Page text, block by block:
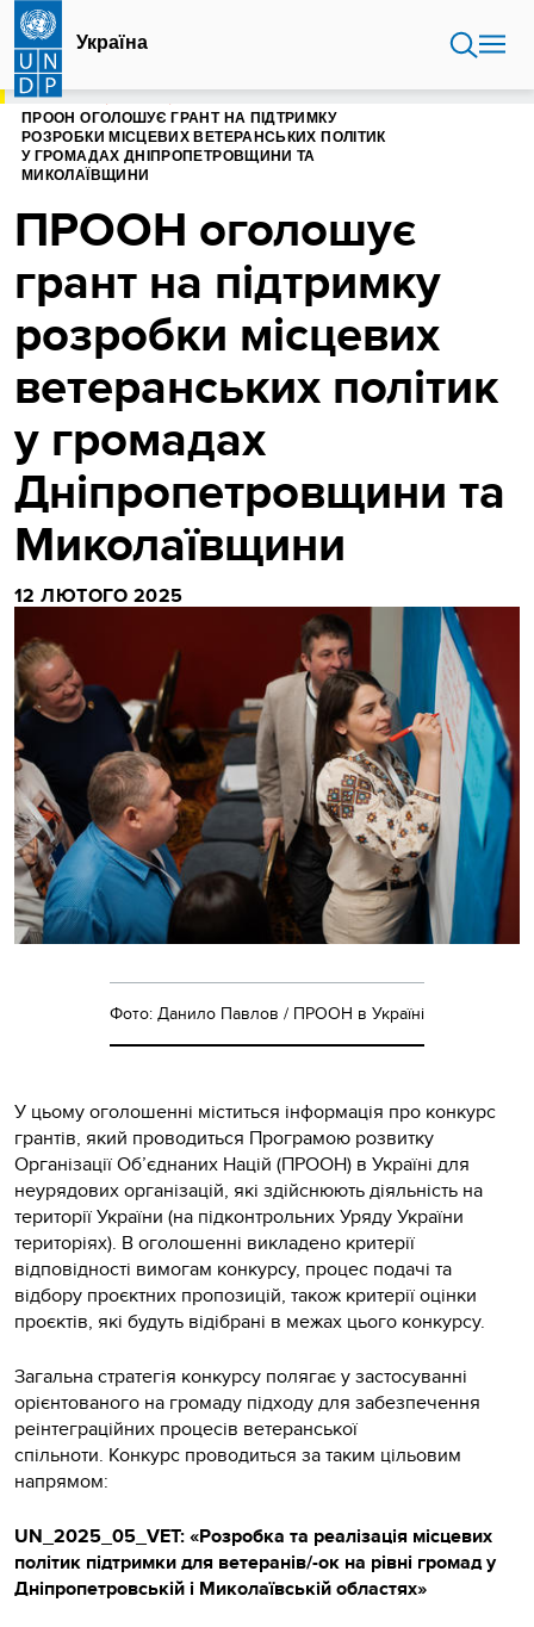
Перейти
основного
вмісту
Україна
ГОЛОВНА
ПРООН ОГОЛОШУЄ ГРАНТ НА ПІДТРИМКУ
РОЗРОБКИ МІСЦЕВИХ ВЕТЕРАНСЬКИХ ПОЛІТИК
У ГРОМАДАХ ДНІПРОПЕТРОВЩИНИ ТА
МИКОЛАЇВЩИНИ
ПРООН оголошує
грант на підтримку
розробки місцевих
ветеранських політик
у громадах
Дніпропетровщини та
Миколаївщини
12 ЛЮТОГО 2025
Фото: Данило Павлов / ПРООН в Україні
У цьому оголошенні міститься інформація про конкурс
грантів, який проводиться Програмою розвитку
Організації Об’єднаних Націй (ПРООН) в Україні для
неурядових організацій, які здійснюють діяльність на
території України (на підконтрольних Уряду України
територіях). В оголошенні викладено критерії
відповідності вимогам конкурсу, процес подачі та
відбору проєктних пропозицій, також критерії оцінки
проєктів, які будуть відібрані в межах цього конкурсу.
Загальна стратегія конкурсу полягає у застосуванні
орієнтованого на громаду підходу для забезпечення
реінтеграційних процесів ветеранської
спільноти. Конкурс проводиться за таким цільовим
напрямом:
UN_2025_05_VET: «Розробка та реалізація місцевих
політик підтримки для ветеранів/-ок на рівні громад у
Дніпропетровській і Миколаївській областях»